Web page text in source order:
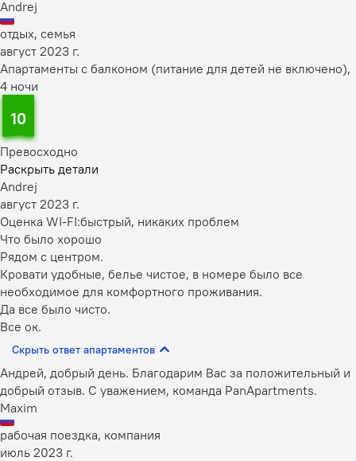
Andrej
отдых, семья
август 2023 г.
Апартаменты с балконом (питание для детей не включено),
4 ночи
10
Превосходно
Раскрыть детали
Andrej
август 2023 г.
Оценка WI-FI:быстрый, никаких проблем
Что было хорошо
Рядом с центром.
Кровати удобные, белье чистое, в номере было все
необходимое для комфортного проживания.
Да все было чисто.
Все ок.
Скрыть ответ апартаментов
Андрей, добрый день. Благодарим Вас за положительный и
добрый отзыв. С уважением, команда PanApartments.
Maxim
рабочая поездка, компания
июль 2023 г.